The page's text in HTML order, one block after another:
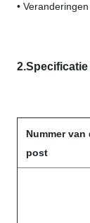
•
2.Specificatie
Nummer van
post